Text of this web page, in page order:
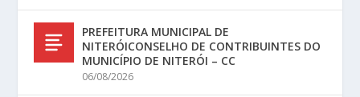
PREFEITURA MUNICIPAL DE
NITERÓICONSELHO DE CONTRIBUINTES DO
MUNICÍPIO DE NITERÓI – CC
06/08/2026